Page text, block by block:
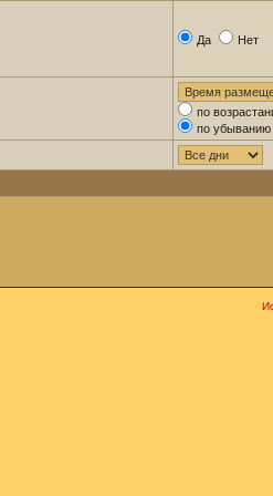
Да Нет
по
по убыванию